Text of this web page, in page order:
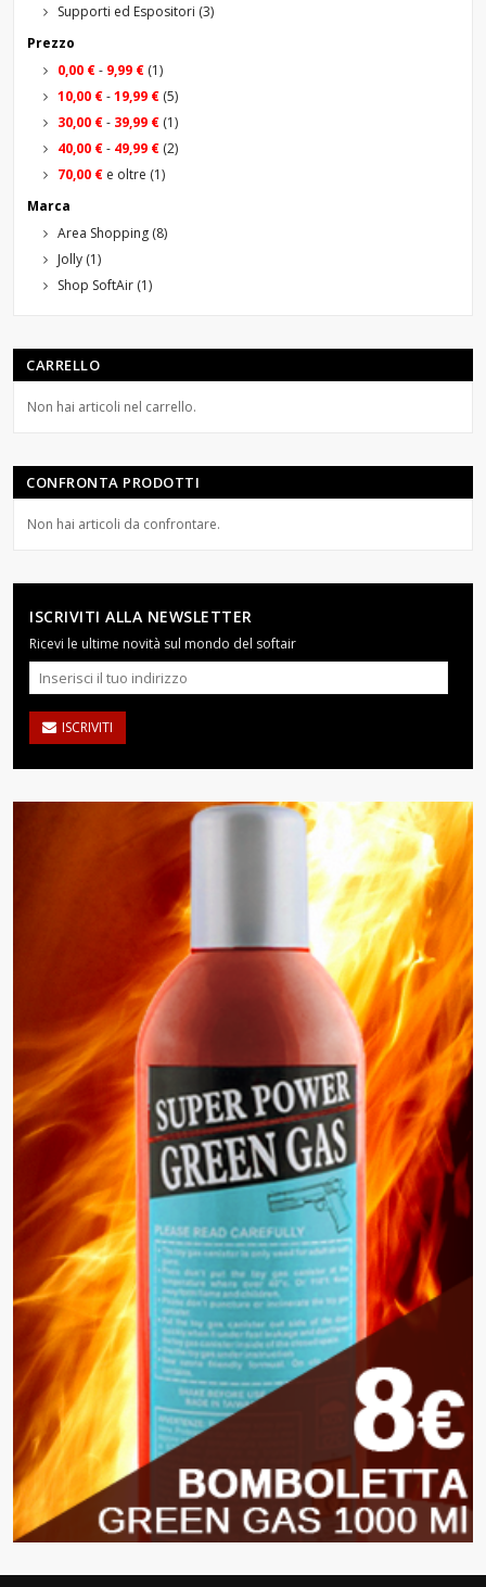
Supporti ed Espositori (3)
Prezzo
0,00 €- 9,99 € (1)
10,00 €-19,99 € (5)
30,00 €- 39,99 € (1)
40,00 €- 49,99 € (2)
70,00 € e oltre (1)
Marca
Area Shopping (8)
Jolly (1)
Shop SoftAir (1)
CARRELLO
Non hai articoli nel carrello.
CONFRONTA PRODOTTI
Non hai articoli da confrontare.
ISCRIVITI ALLA NEWSLETTER
Ricevi le ultime novità sul mondo del softair
ISCRIVITI